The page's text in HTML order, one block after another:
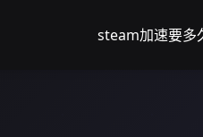
steam加速要多